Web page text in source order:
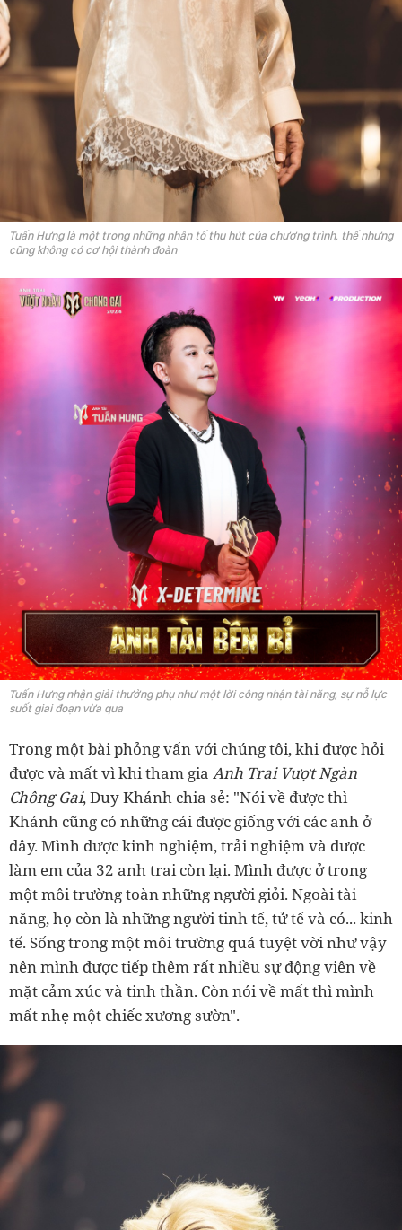
Tuấn Hưng là một trong những nhân tố thu hút của chương trình, thế nhưng
cũng không có cơ hội thành đoàn
Tuấn Hưng nhận giải thưởng phụ như một lời công nhận tài năng, sự nỗ lực
suốt giai đoạn vừa qua
Trong một bài phỏng vấn với chúng tôi, khi được hỏi
được và mất vì khi tham gia Anh Trai Vượt Ngàn
Chông Gai, Duy Khánh chia sẻ: "Nói về được thì
Khánh cũng có những cái được giống với các anh ở
đây. Mình được kinh nghiệm, trải nghiệm và được
làm em của 32 anh trai còn lại. Mình được ở trong
một môi trường toàn những người giỏi. Ngoài tài
năng, họ còn là những người tinh tế, tử tế và có... kinh
tế. Sống trong một môi trường quá tuyệt vời như vậy
nên mình được tiếp thêm rất nhiều sự động viên về
mặt cảm xúc và tinh thần. Còn nói về mất thì mình
mất nhẹ một chiếc xương sườn".